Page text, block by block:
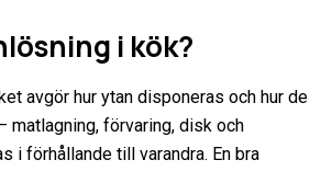
i kök?
avgör hur ytan disponeras och hur de
matlagning, förvaring, disk och
i förhållande till varandra. En bra